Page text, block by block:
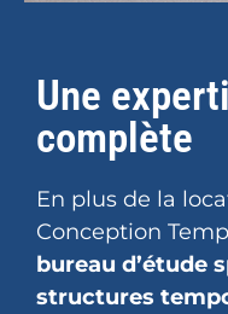
Une
complète
En plus de la
Conception
bureau d’étude
structures